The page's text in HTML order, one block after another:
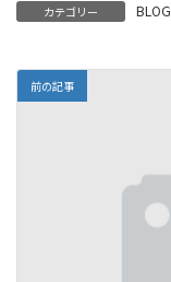
カテゴリー BLOG
前の記事